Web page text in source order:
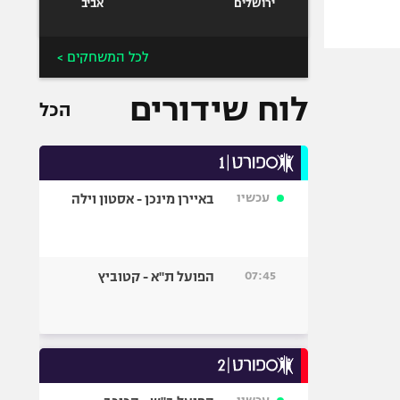
ירושלים
אביב
לכל המשחקים >
לוח שידורים הכל
עכשיו באיירן מינכן - אסטון וילה
07:45 הפועל ת"א - קטוביץ